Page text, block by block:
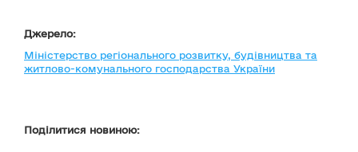
Джерело:
Міністерство регіонального розвитку, будівництва та
житлово-комунального господарства України
Поділитися новиною: